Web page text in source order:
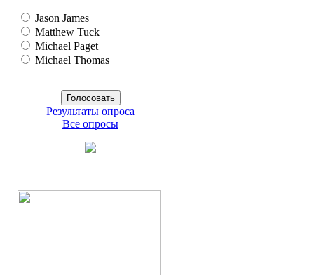
Jason James
Matthew Tuck
Michael Paget
Michael Thomas
Результаты опроса
Все опросы